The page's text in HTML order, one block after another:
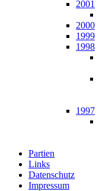
2001
2000
1999
1998
1997
Partien
Links
Datenschutz
Impressum